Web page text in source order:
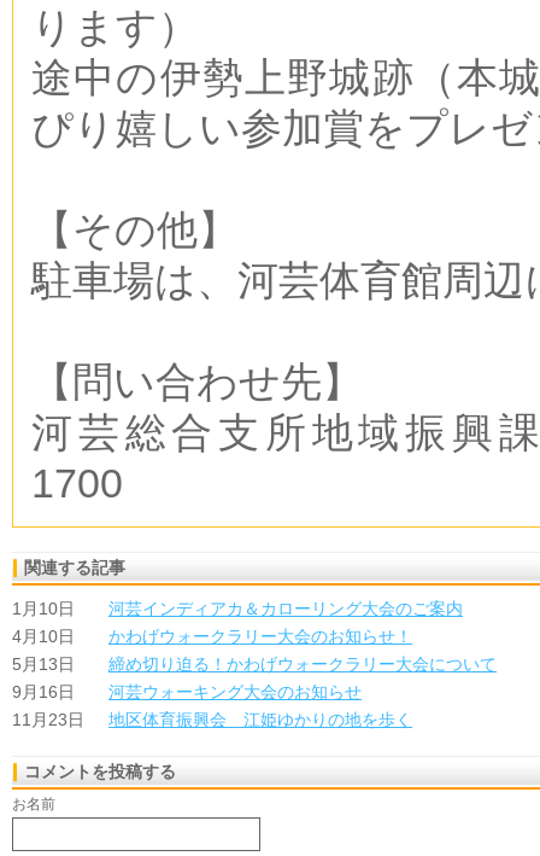
ります）
途中の伊勢上野城跡（本
ぴり嬉しい参加賞をプレ
【その他】
駐車場は、河芸体育館周
【問い合わせ先】
河芸総合支所地域振興
1700
関連する記事
1月10日
河芸インディアカ＆カローリング大会のご案内
4月10日
かわげウォークラリー大会のお知らせ！
5月13日
締め切り迫る！かわげウォークラリー大会について
9月16日
河芸ウォーキング大会のお知らせ
11月23日
地区体育振興会 江姫ゆかりの地を歩く
コメントを投稿する
お名前